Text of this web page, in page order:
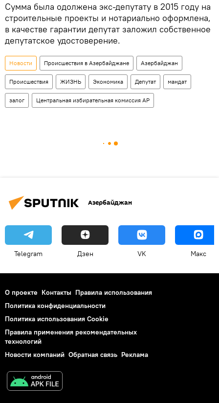
Сумма была одолжена экс-депутату в 2015 году на
строительные проекты и нотариально оформлена,
в качестве гарантии депутат заложил собственное
депутатское удостоверение.
Новости Происшествия в Азербайджане Азербайджан
Происшествия ЖИЗНЬ Экономика Депутат мандат
залог Центральная избирательная комиссия АР
Азербайджан
Telegram Дзен VK Макс
О проекте Контакты Правила использования
Политика конфиденциальности
Политика использования Cookie
Правила применения рекомендательных
технологий
Новости компаний Обратная связь Реклама